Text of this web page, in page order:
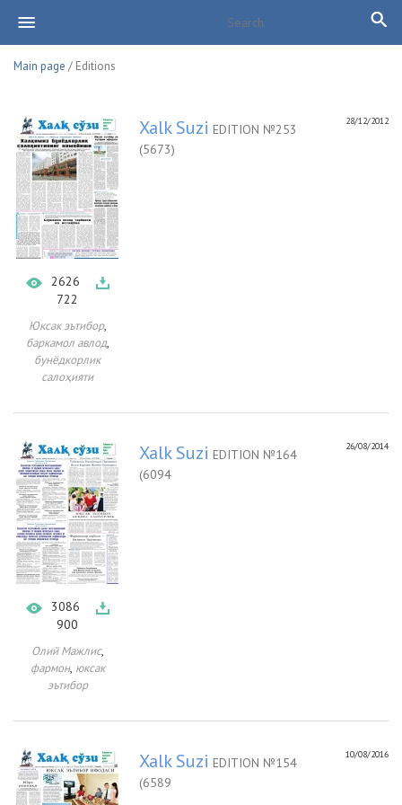
Main page / Editions
2626
722
Юксак эътибор,
баркамол авлод,
бунёдкорлик
салоҳияти
28/12/2012
Xalk Suzi EDITION №253
(5673)
3086
900
Олий Мажлис,
фармон, юксак
эътибор
26/08/2014
Xalk Suzi EDITION №164
(6094
10/08/2016
Xalk Suzi EDITION №154
(6589